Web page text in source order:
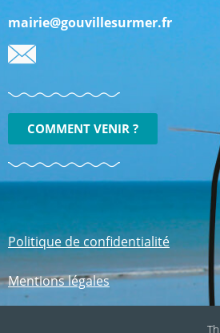
mairie@gouvillesurmer.fr
COMMENT VENIR ?
Politique de confidentialité
Mentions légales